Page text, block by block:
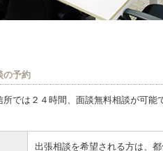
の予約
所では２４時間、面談無料相談が可能
出張相談を希望される方は、